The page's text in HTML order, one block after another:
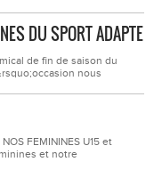
question
AVANT LE 1ER
DU SPORT ADAPTE
de fin de saison du
nous
avec Grand Croix Lorette
avons organis&eacute; les
FEMININES U15 et
et notre